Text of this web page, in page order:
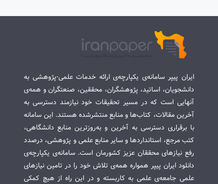
ایران پیپر سامانه‌ی یکپارچه‌ی ارائه خدمات علمی-پژوهشی به
دانشجویان، اساتید، پژوهشگران، محققین، صنعتگران و همه‌ی
آنهایی است که در مسیر تحقیقات خود نیازمند دسترسی به
آخرین مقالات، کتاب‌ها و منابع منتشرشده هستند. این سامانه
با برقراری دسترسی به آخرین و به‌روزترین منابع دانشگاهی،
کتب مرجع، استانداردها و سایر منابع علمی و پژوهشی، درصدد
رفع نیازهای محققان عزیز کشورمان است. سامانه‌ی یکپارچه‌ی
دانلود ایران پیپر همواره همه‌ی تلاش خود را در تامین نیازهای
علمی جامعه‌ی علمی به کاربسته و در این راه از هیچ کمکی